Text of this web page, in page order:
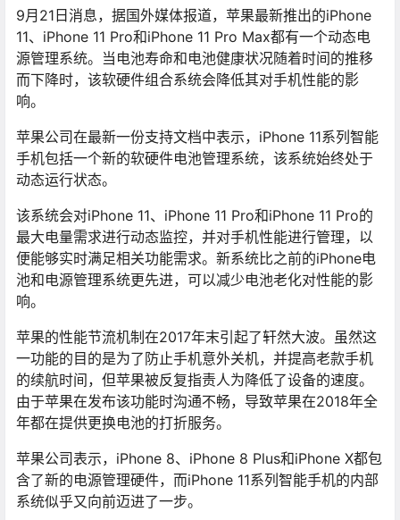
9月21日消息，据国外媒体报道，苹果最新推出的iPhone
11、iPhone 11 Pro和iPhone 11 Pro Max都有一个动态电
源管理系统。当电池寿命和电池健康状况随着时间的推移
而下降时，该软硬件组合系统会降低其对手机性能的影
响。
苹果公司在最新一份支持文档中表示，iPhone 11系列智能
手机包括一个新的软硬件电池管理系统，该系统始终处于
动态运行状态。
该系统会对iPhone 11、iPhone 11 Pro和iPhone 11 Pro的
最大电量需求进行动态监控，并对手机性能进行管理，以
便能够实时满足相关功能需求。新系统比之前的iPhone电
池和电源管理系统更先进，可以减少电池老化对性能的影
响。
苹果的性能节流机制在2017年末引起了轩然大波。虽然这
一功能的目的是为了防止手机意外关机，并提高老款手机
的续航时间，但苹果被反复指责人为降低了设备的速度。
由于苹果在发布该功能时沟通不畅，导致苹果在2018年全
年都在提供更换电池的打折服务。
苹果公司表示，iPhone 8、iPhone 8 Plus和iPhone X都包
含了新的电源管理硬件，而iPhone 11系列智能手机的内部
系统似乎又向前迈进了一步。